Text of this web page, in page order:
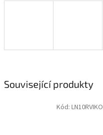
Související produkty
Kód: LN10RVIKO